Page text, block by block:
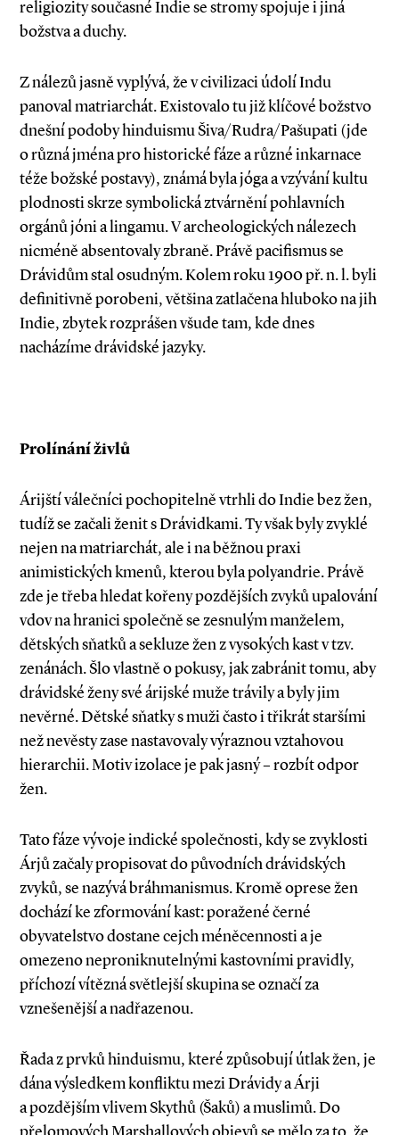
religiozity současné Indie se stromy spojuje i jiná
božstva a duchy.
Z nálezů jasně vyplývá, že v civilizaci údolí Indu
panoval matriarchát. Existovalo tu již klíčové božstvo
dnešní podoby hinduismu Šiva/Rudra/Pašupati (jde
o různá jména pro historické fáze a různé inkarnace
téže božské postavy), známá byla jóga a vzývání kultu
plodnosti skrze symbolická ztvárnění pohlavních
orgánů jóni a lingamu. V archeologických nálezech
nicméně absentovaly zbraně. Právě pacifismus se
Drávidům stal osudným. Kolem roku 1900 př. n. l. byli
definitivně porobeni, většina zatlačena hluboko na jih
Indie, zbytek rozprášen všude tam, kde dnes
nacházíme drávidské jazyky.
Prolínání živlů
Árijští válečníci pochopitelně vtrhli do Indie bez žen,
tudíž se začali ženit s Drávidkami. Ty však byly zvyklé
nejen na matriarchát, ale i na běžnou praxi
animistických kmenů, kterou byla polyandrie. Právě
zde je třeba hledat kořeny pozdějších zvyků upalování
vdov na hranici společně se zesnulým manželem,
dětských sňatků a sekluze žen z vysokých kast v tzv.
zenánách. Šlo vlastně o pokusy, jak zabránit tomu, aby
drávidské ženy své árijské muže trávily a byly jim
nevěrné. Dětské sňatky s muži často i třikrát staršími
než nevěsty zase nastavovaly výraznou vztahovou
hierarchii. Motiv izolace je pak jasný – rozbít odpor
žen.
Tato fáze vývoje indické společnosti, kdy se zvyklosti
Árjů začaly propisovat do původních drávidských
zvyků, se nazývá bráhmanismus. Kromě oprese žen
dochází ke zformování kast: poražené černé
obyvatelstvo dostane cejch méněcennosti a je
omezeno neproniknutelnými kastovními pravidly,
příchozí vítězná světlejší skupina se označí za
vznešenější a nadřazenou.
Řada z prvků hinduismu, které způsobují útlak žen, je
dána výsledkem konfliktu mezi Drávidy a Árji
a pozdějším vlivem Skythů (Šaků) a muslimů. Do